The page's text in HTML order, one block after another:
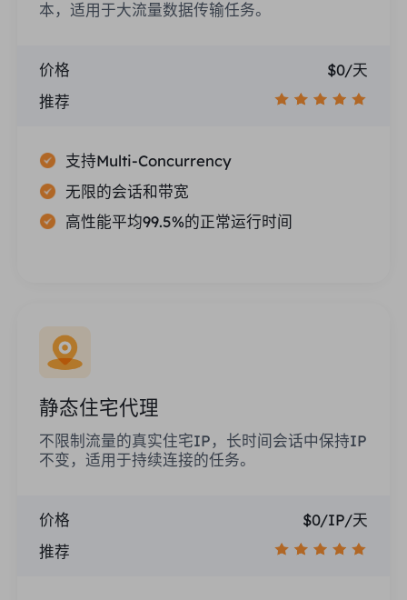
本，适用于大流量数据传输任务。
价格
$0/天
推荐
支持Multi-Concurrency
无限的会话和带宽
高性能平均99.5%的正常运行时间
静态住宅代理
不限制流量的真实住宅IP，长时间会话中保持IP
不变，适用于持续连接的任务。
价格
$0/IP/天
推荐